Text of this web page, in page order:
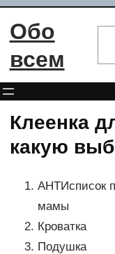
Перейти
Обо
всем
Клеенка
какую
АНТИсписок
мамы
Кроватка
Подушка